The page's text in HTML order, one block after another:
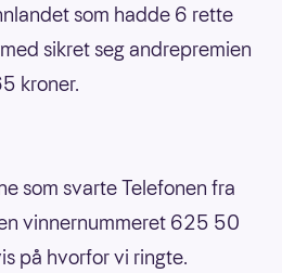
som hadde 6 rette
sikret seg andrepremien
kroner.
som svarte Telefonen fra
vinnernummeret 625 50
på hvorfor vi ringte.